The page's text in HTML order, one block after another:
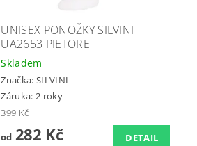
UNISEX PONOŽKY SILVINI
UA2653 PIETORE
Skladem
Značka: SILVINI
Záruka: 2 roky
399 Kč
od282 Kč DETAIL